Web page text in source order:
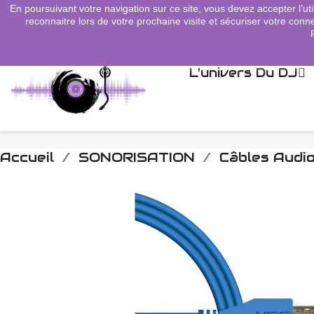
search
L'univers Du DJ
Accueil SONORISATION Câbles
En poursuivant votre navigation sur ce site, vous devez accepter
reconnaitre lors de votre prochaine visite et sécuriser votre